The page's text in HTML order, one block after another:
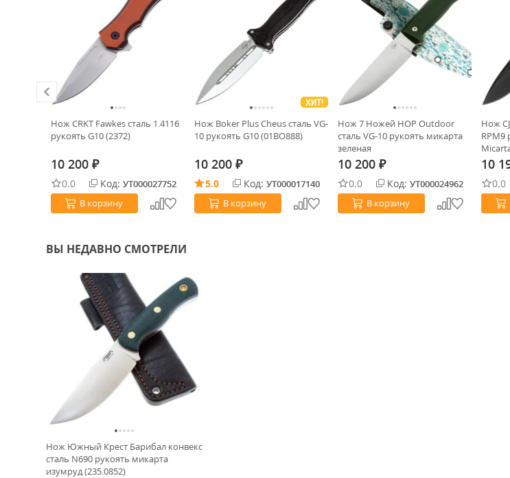
Нож CRKT Fawkes сталь 1.4116
рукоять G10 (2372)
10 200 ₽
0.0 Код: УТ000027752
В корзину
ХИТ!
Нож Boker Plus Cheus сталь VG-
10 рукоять G10 (01BO888)
10 200 ₽
5.0 Код: УТ000017140
В корзину
Нож 7 Ножей HOP Outdoor
сталь VG-10 рукоять микарта
зеленая
10 200 ₽
0.0 Код: УТ000024962
В корзину
Нож
RPM9
10
0.0
ВЫ НЕДАВНО СМОТРЕЛИ
Нож Южный Крест Барибал конвекс
сталь N690 рукоять микарта
изумруд (235.0852)